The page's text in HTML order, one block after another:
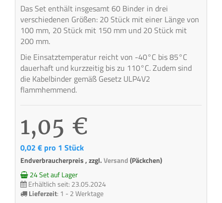
Das Set enthält insgesamt 60 Binder in drei
verschiedenen Größen: 20 Stück mit einer Länge von
100 mm, 20 Stück mit 150 mm und 20 Stück mit
200 mm.
Die Einsatztemperatur reicht von -40°C bis 85°C
dauerhaft und kurzzeitig bis zu 110°C. Zudem sind
die Kabelbinder gemäß Gesetz ULP4V2
flammhemmend.
1,05 €
0,02 € pro 1 Stück
Endverbraucherpreis , zzgl.Versand(Päckchen)
24 Set auf Lager
Erhältlich seit: 23.05.2024
Lieferzeit: 1 - 2 Werktage